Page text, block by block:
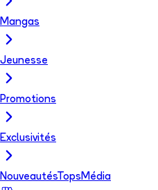
Mangas
Jeunesse
Promotions
Exclusivités
NouveautésTops Média